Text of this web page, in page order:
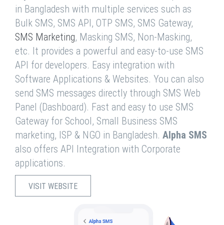
in Bangladesh with multiple services such as
Bulk SMS, SMS API, OTP SMS, SMS Gateway,
SMS Marketing, Masking SMS, Non-Masking,
etc. It provides a powerful and easy-to-use SMS
API for developers. Easy integration with
Software Applications & Websites. You can also
send SMS messages directly through SMS Web
Panel (Dashboard). Fast and easy to use SMS
Gateway for School, Small Business SMS
marketing, ISP & NGO in Bangladesh. Alpha SMS
also offers API Integration with Corporate
applications.
VISIT WEBSITE